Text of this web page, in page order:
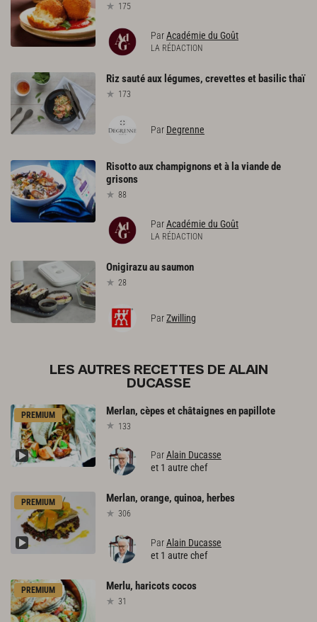
175
ParAcadémie du Goût
LA RÉDACTION
Rizsautéaux légumes, crevetteset basilicthaï
173
Par Degrenne
Risottoauxchampignonsetà laviandede
grisons
88
ParAcadémie du Goût
LA RÉDACTION
Onigirazuausaumon
28
ParZwilling
LES AUTRES RECETTES DE ALAIN
DUCASSE
PREMIUM Merlan, cèpesetchâtaignesenpapillote
133
ParAlain Ducasse
et 1 autre chef
PREMIUM Merlan, orange, quinoa, herbes
306
ParAlain Ducasse
et 1 autre chef
PREMIUM Merlu, haricotscocos
31